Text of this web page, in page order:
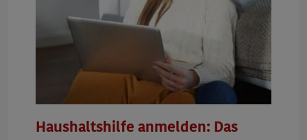
Haushaltshilfe anmelden: Das